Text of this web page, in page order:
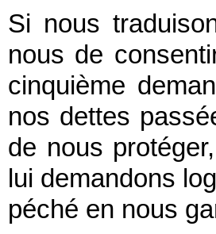
Si nous
nous de
cinquième
nos dettes
de nous
lui demandons
péché en nous